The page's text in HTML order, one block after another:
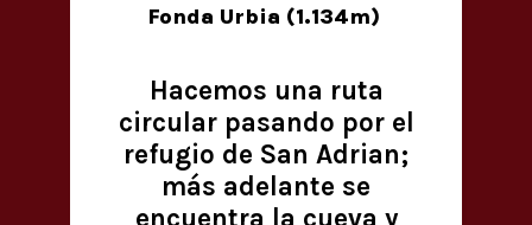
Fonda Urbia (1.134m)
Hacemos una ruta
circular pasando por el
refugio de San Adrian;
más adelante se
encuentra la cueva y